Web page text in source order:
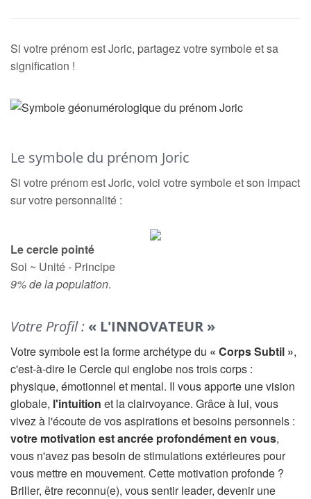
Si votre prénom est Joric, partagez votre symbole et sa
signification !
Le symbole du prénom Joric
Si votre prénom est Joric, voici votre symbole et son impact
sur votre personnalité :
Le cercle pointé
Soi ~ Unité - Principe
9% de la population.
Votre Profil : « L'INNOVATEUR »
Votre symbole est la forme archétype du « Corps Subtil »,
c'est-à-dire le Cercle qui englobe nos trois corps :
physique, émotionnel et mental. Il vous apporte une vision
globale, l'intuition et la clairvoyance. Grâce à lui, vous
vivez à l'écoute de vos aspirations et besoins personnels :
votre motivation est ancrée profondément en vous,
vous n'avez pas besoin de stimulations extérieures pour
vous mettre en mouvement. Cette motivation profonde ?
Briller, être reconnu(e), vous sentir leader, devenir une